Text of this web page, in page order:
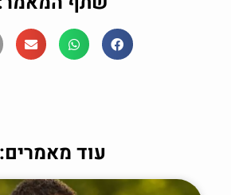
עוד מאמרים: